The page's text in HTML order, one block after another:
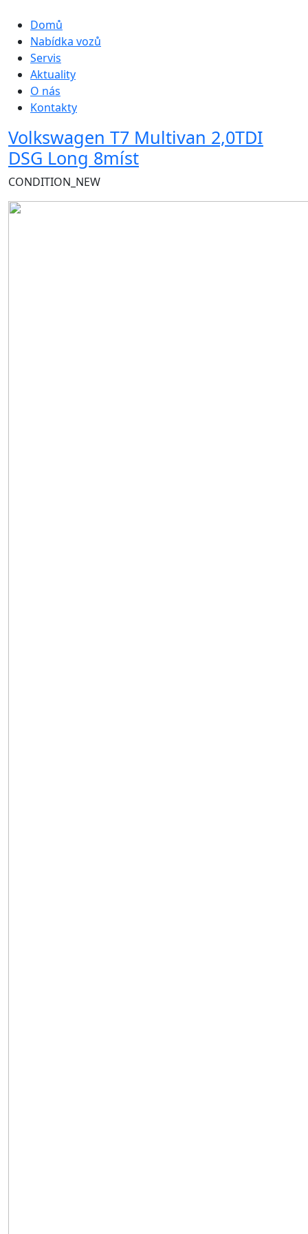
Hlavní navigace
Domů
Nabídka vozů
Servis
Aktuality
O nás
Kontakty
Volkswagen T7 Multivan 2,0TDI
DSG Long 8míst
CONDITION_NEW
Obrázek